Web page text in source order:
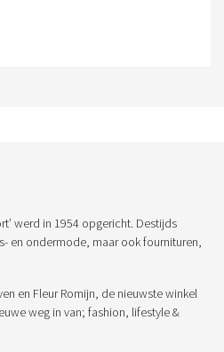
werd in 1954 opgericht. Destijds
en ondermode, maar ook fournituren,
en Fleur Romijn, de nieuwste winkel
weg in van; fashion, lifestyle &